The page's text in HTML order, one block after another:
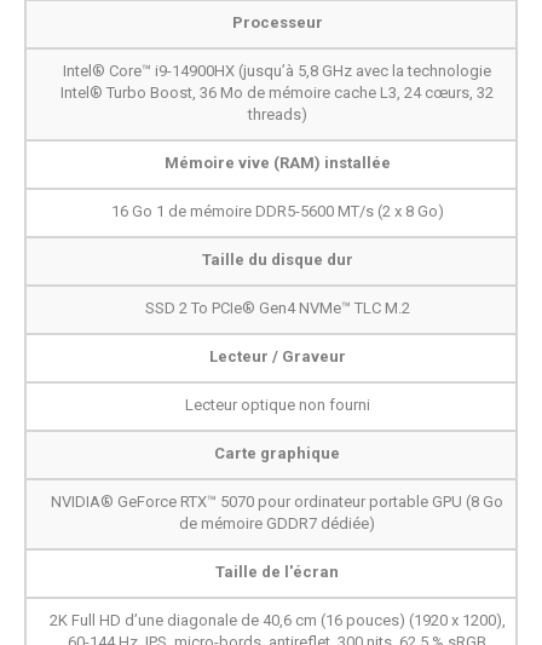
Processeur
Intel® Core™ i9-14900HX (jusqu’à 5,8 GHz avec la technologie
Intel® Turbo Boost, 36 Mo de mémoire cache L3, 24 cœurs, 32
threads)
Mémoire vive (RAM) installée
16 Go 1 de mémoire DDR5-5600 MT/s (2 x 8 Go)
Taille du disque dur
SSD 2 To PCIe® Gen4 NVMe™ TLC M.2
Lecteur / Graveur
Lecteur optique non fourni
Carte graphique
NVIDIA® GeForce RTX™ 5070 pour ordinateur portable GPU (8 Go
de mémoire GDDR7 dédiée)
Taille de l'écran
2K Full HD d’une diagonale de 40,6 cm (16 pouces) (1920 x 1200),